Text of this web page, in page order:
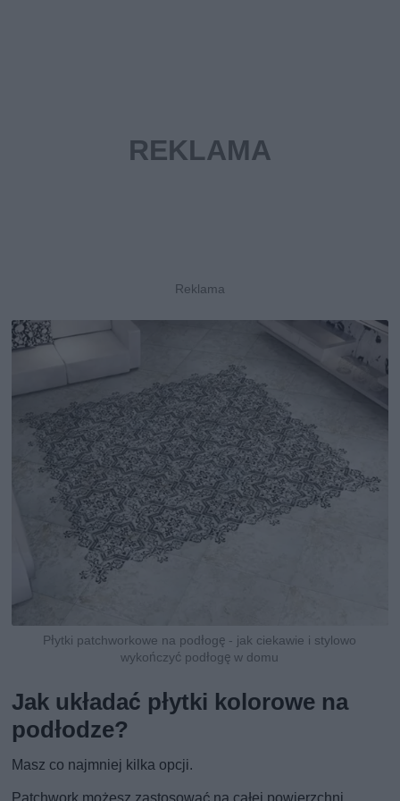
Płytki patchworkowe na podłogę - jak ciekawie i stylowo
wykończyć podłogę w domu
Jak układać płytki kolorowe na
podłodze?
Masz co najmniej kilka opcji.